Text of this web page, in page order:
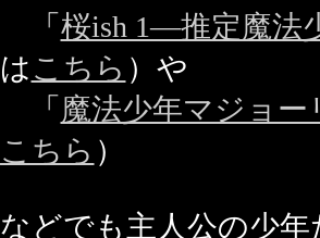
「 桜ish 1―推定魔法
はこちら ） や
「 魔法少年マジョー
こちら ）
などでも主人公の少